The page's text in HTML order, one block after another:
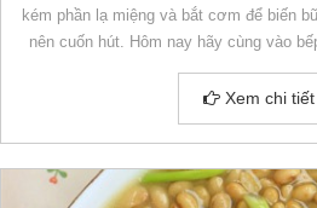
kém phần lạ miệng và bắt cơm để biến
nên cuốn hút. Hôm nay hãy cùng vào
Xem chi tiết